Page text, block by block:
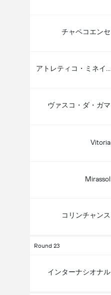
チャペコエンセ
ヴァスコ・ダ・ガマ
Vitoria
Mirassol
コリンチャンス
Round 23
インターナシオナル